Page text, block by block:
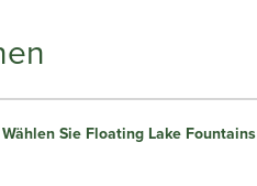
Wählen Sie Floating Lake